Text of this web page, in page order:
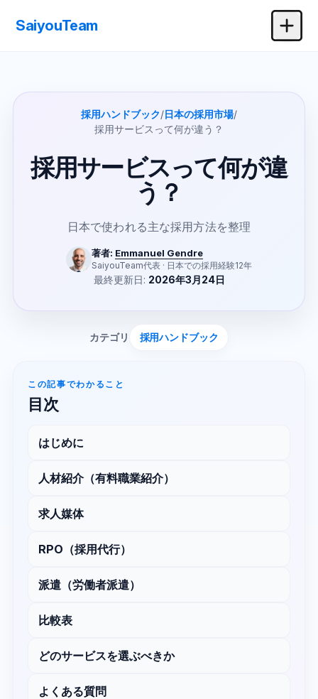
SaiyouTeam
採用ハンドブック/日本の採用市場/
採用サービスって何が違う？
採用サービスって何が違
う？
日本で使われる主な採用方法を整理
著者: Emmanuel Gendre
SaiyouTeam代表 · 日本での採用経験12年
最終更新日: 2026年3月24日
カテゴリ 採用ハンドブック
この記事でわかること
目次
はじめに
人材紹介（有料職業紹介）
求人媒体
RPO（採用代行）
派遣（労働者派遣）
比較表
どのサービスを選ぶべきか
よくある質問